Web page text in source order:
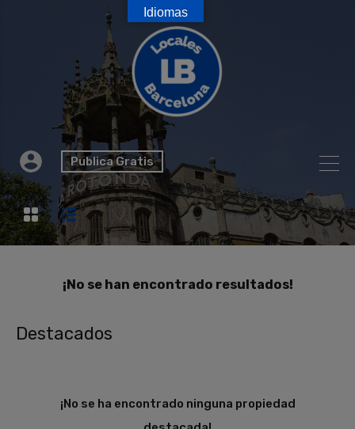
Publica Gratis
¡No se han encontrado resultados!
Destacados
¡No se ha encontrado ninguna propiedad
Idiomas